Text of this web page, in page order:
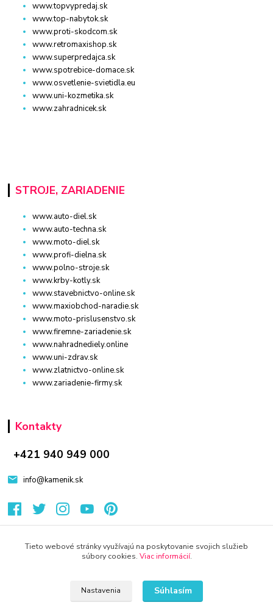
www.topvypredaj.sk
www.top-nabytok.sk
www.proti-skodcom.sk
www.retromaxishop.sk
www.superpredajca.sk
www.spotrebice-domace.sk
www.osvetlenie-svietidla.eu
www.uni-kozmetika.sk
www.zahradnicek.sk
STROJE, ZARIADENIE
www.auto-diel.sk
www.auto-techna.sk
www.moto-diel.sk
www.profi-dielna.sk
www.polno-stroje.sk
www.krby-kotly.sk
www.stavebnictvo-online.sk
www.maxiobchod-naradie.sk
www.moto-prislusenstvo.sk
www.firemne-zariadenie.sk
www.nahradnediely.online
www.uni-zdrav.sk
www.zlatnictvo-online.sk
www.zariadenie-firmy.sk
Kontakty
+421 940 949 000
info@kamenik.sk
Eshop-rychlo.sk
Tieto webové stránky využívajú na poskytovanie svojich služieb
súbory cookies. Viac informácií.
Nastavenia Súhlasím